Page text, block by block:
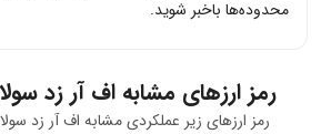
محدوده‌ها باخبر شوید.
رمز ارزهای مشابه اف آر زد
رمز ارزهای زیر عملکردی مشابه اف آر زد